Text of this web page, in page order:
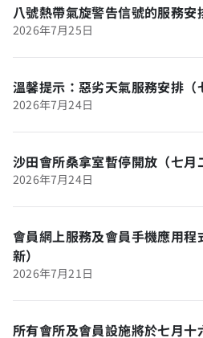
八號熱帶氣旋警告信號的服務安
2026年7月25日
溫馨提示：惡劣天氣服務安排（
2026年7月24日
沙田會所桑拿室暫停開放（七月
2026年7月24日
會員網上服務及會員手機應用
新）
2026年7月21日
所有會所及會員設施將於七月